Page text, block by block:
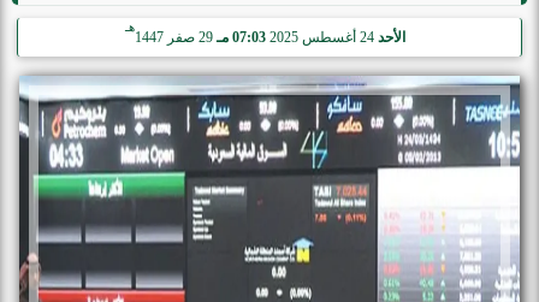
الأحد 24 أغسطس 2025 07:03 مـ 29 صفر 1447
هـ